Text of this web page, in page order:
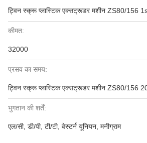
ट्विन स्क्रू प्लास्टिक एक्सट्रूडर मशीन ZS80/156
कीमत:
32000
प्रसव का समय:
ट्विन स्क्रू प्लास्टिक एक्सट्रूडर मशीन ZS80/156
भुगतान की शर्तें:
एल/सी, डी/पी, टी/टी, वेस्टर्न यूनियन, मनीग्राम